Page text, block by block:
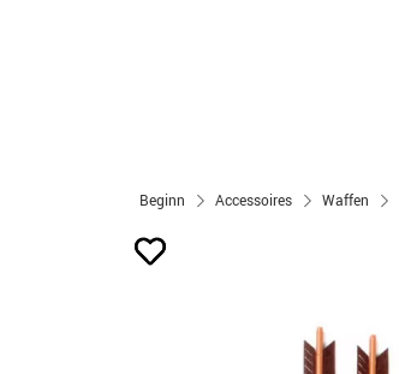
Beginn Accessoires Waffen